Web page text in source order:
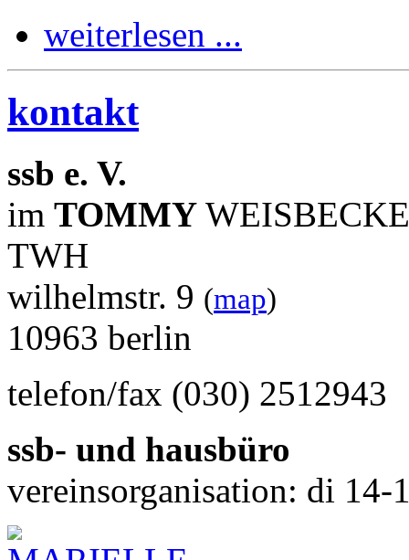
weiterlesen ...
kontakt
ssb e. V.
im TOMMY
TWH
wilhelmstr. 9 (map)
10963 berlin
telefon/fax (030) 2512943
ssb- und hausbüro
vereinsorganisation: di 14-